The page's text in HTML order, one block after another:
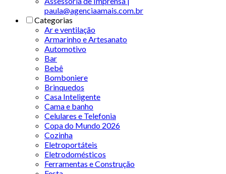
paula@agenciaamais.com.br
Categorias
Ar e ventilação
Armarinho e Artesanato
Automotivo
Bar
Bebê
Bomboniere
Brinquedos
Casa Inteligente
Cama e banho
Celulares e Telefonia
Copa do Mundo 2026
Cozinha
Eletroportáteis
Eletrodomésticos
Ferramentas e Construção